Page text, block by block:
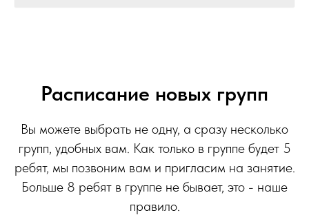
Расписание новых групп
Вы можете выбрать не одну, а сразу несколько
групп, удобных вам. Как только в группе будет 5
ребят, мы позвоним вам и пригласим на занятие.
Больше 8 ребят в группе не бывает, это - наше
правило.